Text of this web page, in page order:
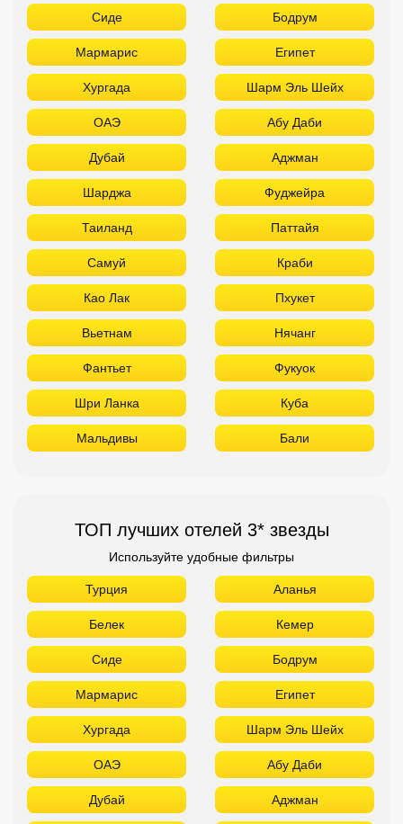
Сиде Бодрум
Мармарис Египет
Хургада Шарм Эль Шейх
ОАЭ Абу Даби
Дубай Аджман
Шарджа Фуджейра
Таиланд Паттайя
Самуй Краби
Као Лак Пхукет
Вьетнам Нячанг
Фантьет Фукуок
Шри Ланка Куба
Мальдивы Бали
ТОП лучших отелей 3* звезды
Используйте удобные фильтры
Турция Аланья
Белек Кемер
Сиде Бодрум
Мармарис Египет
Хургада Шарм Эль Шейх
ОАЭ Абу Даби
Дубай Аджман